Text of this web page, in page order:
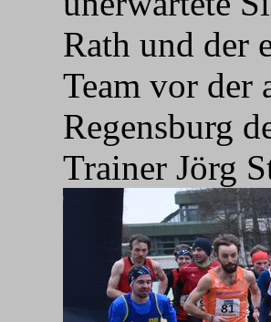
Rath und der
Team vor der
Regensburg
Trainer Jörg